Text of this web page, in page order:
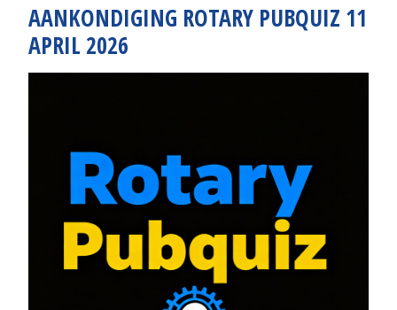
AANKONDIGING ROTARY PUBQUIZ 11
APRIL 2026